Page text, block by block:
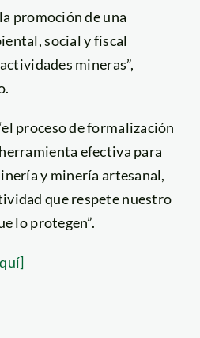
promoción de una
social y fiscal
mineras”,
proceso de formalización
efectiva para
y minería artesanal,
que respete nuestro
lo protegen”.